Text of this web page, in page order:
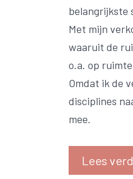
belangrijkste
Met mijn
waaruit de
o.a. op
Omdat ik de
disciplines
mee.
Lees